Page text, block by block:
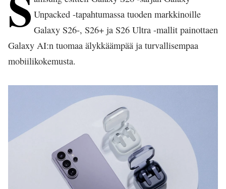
Unpacked -tapahtumassa tuoden markkinoille
Galaxy S26-, S26+ ja S26 Ultra -mallit painottaen
Galaxy AI:n tuomaa älykkäämpää ja turvallisempaa
mobiilikokemusta.